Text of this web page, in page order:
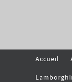
Accueil